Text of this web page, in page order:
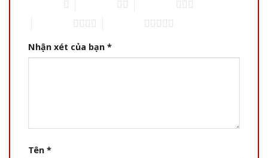
Nhận xét của bạn *
Tên *